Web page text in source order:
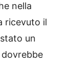
nella
ricevuto il
un